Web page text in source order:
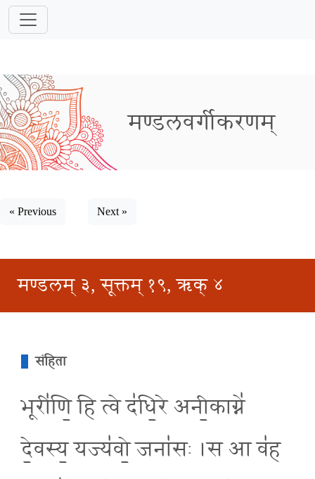
मण्डलवर्गीकरणम्
« Previous Next »
मण्डलम् ३, सूक्तम् १९, ऋक् ४
संहिता
भूरी॑णि॒ हि त्वे द॑धि॒रे अनी॒काग्ने॑
दे॒वस्य॒ यज्य॑वो॒ जना॑सः ।स आ व॑ह